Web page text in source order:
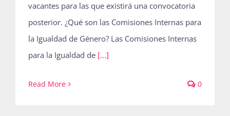
vacantes para las que existirá una convocatoria
posterior. ¿Qué son las Comisiones Internas para
la Igualdad de Género? Las Comisiones Internas
para la Igualdad de [...]
Read More 0